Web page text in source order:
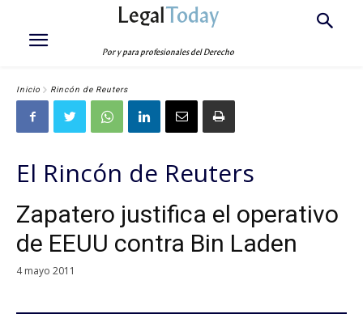
LegalToday
Por y para profesionales del Derecho
Inicio Rincón de Reuters
El Rincón de Reuters
Zapatero justifica el operativo
de EEUU contra Bin Laden
4 mayo 2011